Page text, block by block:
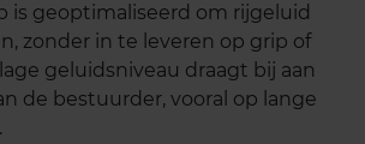
is geoptimaliseerd om rijgeluid
zonder in te leveren op grip of
geluidsniveau draagt bij aan
de bestuurder, vooral op lange